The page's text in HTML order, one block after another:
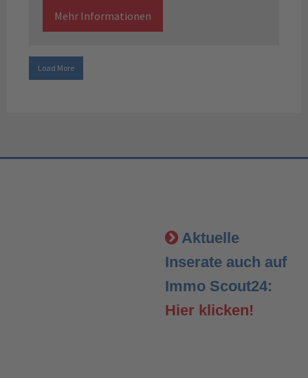
Mehr Informationen
Load More
Aktuelle
Inserate auch auf
Immo Scout24:
Hier klicken!